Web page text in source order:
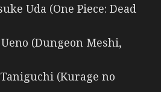
Uda (One Piece: Dead
(Dungeon Meshi,
(Kurage no